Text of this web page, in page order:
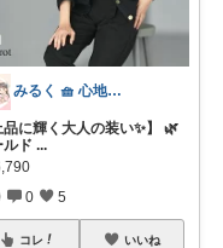
みるく 🧺 心地よい、上質な暮らしを
品に輝く大人の装い✨】 🌿
ルド ...
0 5
コレ いいね